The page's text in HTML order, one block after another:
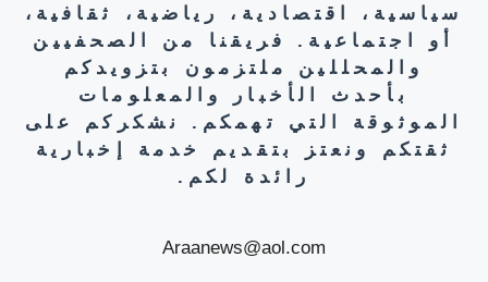
سياسية، اقتصادية، رياضية، ثقافية،
أو اجتماعية. فريقنا من الصحفيين
والمحللين ملتزمون بتزويدكم
بأحدث الأخبار والمعلومات
الموثوقة التي تهمكم. نشكركم على
ثقتكم ونعتز بتقديم خدمة إخبارية
رائدة لكم.
Araanews@aol.com